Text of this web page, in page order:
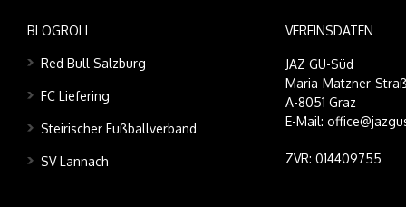
BLOGROLL
Red Bull Salzburg
FC Liefering
Steirischer Fußballverband
SV Lannach
VEREINSDATEN
JAZ GU-Süd
Maria-Matzner-
A-8051 Graz
E-Mail:
ZVR: 014409755